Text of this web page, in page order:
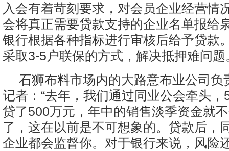
入会有着苛刻要求，对会员企业经营情
会将真正需要贷款支持的企业名单报给
银行根据各种指标进行审核后给予贷款
采取3-5户联保的方式，解决抵押难问题
石狮布料市场内的大路意布业公司负
记者：“去年，我们通过同业公会牵头
贷了500万元，年中的销售淡季资金就
了，这在以前是不可想象的。贷款后，
企业都会监督你。对于银行来说，风险